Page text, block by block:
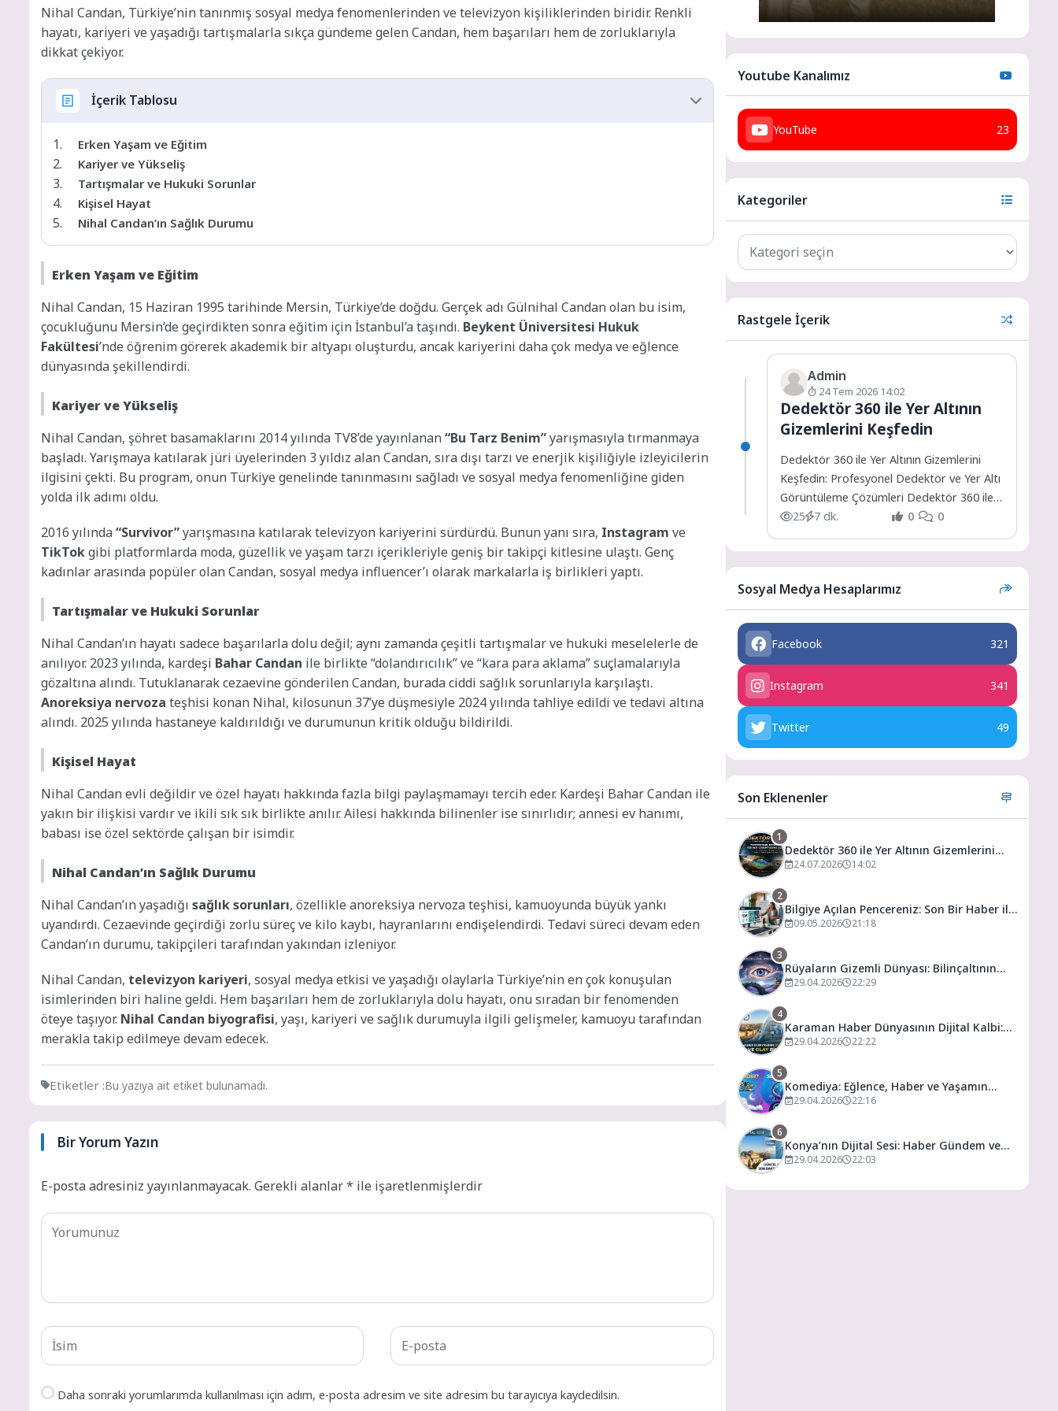
Nihal Candan, Türkiye’nin tanınmış sosyal medya fenomenlerinden ve televizyon kişiliklerinden biridir. Renkli
hayatı, kariyeri ve yaşadığı tartışmalarla sıkça gündeme gelen Candan, hem başarıları hem de zorluklarıyla
dikkat çekiyor.
İçerik Tablosu
Erken Yaşam ve Eğitim
Kariyer ve Yükseliş
Tartışmalar ve Hukuki Sorunlar
Kişisel Hayat
Nihal Candan’ın Sağlık Durumu
Erken Yaşam ve Eğitim
Nihal Candan, 15 Haziran 1995 tarihinde Mersin, Türkiye’de doğdu. Gerçek adı Gülnihal Candan olan bu isim,
çocukluğunu Mersin’de geçirdikten sonra eğitim için İstanbul’a taşındı. Beykent Üniversitesi Hukuk
Fakültesi’nde öğrenim görerek akademik bir altyapı oluşturdu, ancak kariyerini daha çok medya ve eğlence
dünyasında şekillendirdi.
Kariyer ve Yükseliş
Nihal Candan, şöhret basamaklarını 2014 yılında TV8’de yayınlanan“Bu Tarz Benim”yarışmasıyla tırmanmaya
başladı. Yarışmaya katılarak jüri üyelerinden 3 yıldız alan Candan, sıra dışı tarzı ve enerjik kişiliğiyle izleyicilerin
ilgisini çekti. Bu program, onun Türkiye genelinde tanınmasını sağladı ve sosyal medya fenomenliğine giden
yolda ilk adımı oldu.
2016 yılında“Survivor”yarışmasına katılarak televizyon kariyerini sürdürdü. Bunun yanı sıra, Instagram ve
TikTokgibi platformlarda moda, güzellik ve yaşam tarzı içerikleriyle geniş bir takipçi kitlesine ulaştı. Genç
kadınlar arasında popüler olan Candan, sosyal medya influencer’ı olarak markalarla iş birlikleri yaptı.
Tartışmalar ve Hukuki Sorunlar
Nihal Candan’ın hayatı sadece başarılarla dolu değil; aynı zamanda çeşitli tartışmalar ve hukuki meselelerle de
anılıyor. 2023 yılında, kardeşi Bahar Candan ile birlikte “dolandırıcılık” ve “kara para aklama” suçlamalarıyla
gözaltına alındı. Tutuklanarak cezaevine gönderilen Candan, burada ciddi sağlık sorunlarıyla karşılaştı.
Anoreksiya nervoza teşhisi konan Nihal, kilosunun 37’ye düşmesiyle 2024 yılında tahliye edildi ve tedavi altına
alındı. 2025 yılında hastaneye kaldırıldığı ve durumunun kritik olduğu bildirildi.
Kişisel Hayat
Nihal Candan evli değildir ve özel hayatı hakkında fazla bilgi paylaşmamayı tercih eder. Kardeşi Bahar Candan ile
yakın bir ilişkisi vardır ve ikili sık sık birlikte anılır. Ailesi hakkında bilinenler ise sınırlıdır; annesi ev hanımı,
babası ise özel sektörde çalışan bir isimdir.
Nihal Candan’ın Sağlık Durumu
Nihal Candan’ın yaşadığı sağlık sorunları, özellikle anoreksiya nervoza teşhisi, kamuoyunda büyük yankı
uyandırdı. Cezaevinde geçirdiği zorlu süreç ve kilo kaybı, hayranlarını endişelendirdi. Tedavi süreci devam eden
Candan’ın durumu, takipçileri tarafından yakından izleniyor.
Nihal Candan, televizyon kariyeri, sosyal medya etkisi ve yaşadığı olaylarla Türkiye’nin en çok konuşulan
isimlerinden biri haline geldi. Hem başarıları hem de zorluklarıyla dolu hayatı, onu sıradan bir fenomenden
öteye taşıyor. Nihal Candan biyografisi, yaşı, kariyeri ve sağlık durumuyla ilgili gelişmeler, kamuoyu tarafından
merakla takip edilmeye devam edecek.
Etiketler :Bu yazıya ait etiket bulunamadı.
Bir Yorum Yazın
E-posta adresiniz yayınlanmayacak. Gerekli alanlar* ile işaretlenmişlerdir
Daha sonraki yorumlarımda kullanılması için adım, e-posta adresim ve site adresim bu tarayıcıya kaydedilsin.
Youtube Kanalımız
YouTube 23
Kategoriler
Rastgele İçerik
Admin
24 Tem 2026 14:02
Dedektör 360 ile Yer Altının
Gizemlerini Keşfedin
Dedektör 360 ile Yer Altının Gizemlerini
Keşfedin: Profesyonel Dedektör ve Yer Altı
Görüntüleme Çözümleri Dedektör 360 ile
Yer Altının Gizemlerini...
25 7 dk. 0 0
Sosyal Medya Hesaplarımız
Facebook 321
Instagram 341
Twitter 49
Son Eklenenler
1
Dedektör 360 ile Yer Altının Gizemlerini
Keşfedin
24.07.2026 14:02
2
Bilgiye Açılan Pencereniz: Son Bir Haber ile
Tanıyın ve Keşfedin
09.05.2026 21:18
3
Rüyaların Gizemli Dünyası: Bilinçaltının
Kapısını Aralamak
29.04.2026 22:29
4
Karaman Haber Dünyasının Dijital Kalbi:
Gündem ve Olay
29.04.2026 22:22
5
Komediya: Eğlence, Haber ve Yaşamın
Dijital Buluşma Noktası
29.04.2026 22:16
6
Konya’nın Dijital Sesi: Haber Gündem ve
Yaşamın Merkezi
29.04.2026 22:03